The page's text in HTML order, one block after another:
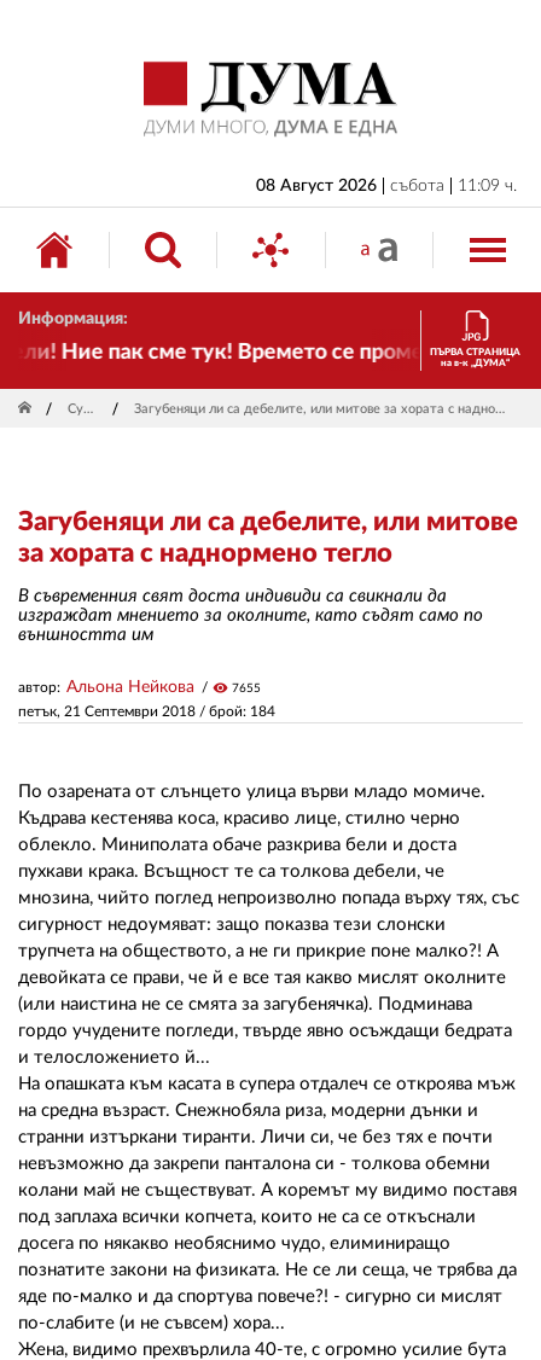
08 Август 2026 събота 11:09 ч.
Информация:
Ние пак сме тук! Времето се променя и налага
ПЪРВА СТРАНИЦА
на в-к „ДУМА“
Суета Загубеняци ли са дебелите, или митове за хората с наднормено тегло
Загубеняци ли са дебелите, или митове
за хората с наднормено тегло
В съвременния свят доста индивиди са свикнали да
изграждат мнението за околните, като съдят само по
външността им
петък, 21 Септември 2018 / брой: 184
автор: Альона Нейкова visibility 7655
По озарената от слънцето улица върви младо момиче.
Къдрава кестенява коса, красиво лице, стилно черно
облекло. Миниполата обаче разкрива бели и доста
пухкави крака. Всъщност те са толкова дебели, че
мнозина, чийто поглед непроизволно попада върху тях, със
сигурност недоумяват: защо показва тези слонски
трупчета на обществото, а не ги прикрие поне малко?! А
девойката се прави, че й е все тая какво мислят околните
(или наистина не се смята за загубенячка). Подминава
гордо учудените погледи, твърде явно осъждащи бедрата
и телосложението й...
На опашката към касата в супера отдалеч се откроява мъж
на средна възраст. Снежнобяла риза, модерни дънки и
странни изтъркани тиранти. Личи си, че без тях е почти
невъзможно да закрепи панталона си - толкова обемни
колани май не съществуват. А коремът му видимо поставя
под заплаха всички копчета, които не са се откъснали
досега по някакво необяснимо чудо, елиминиращо
познатите закони на физиката. Не се ли сеща, че трябва да
яде по-малко и да спортува повече?! - сигурно си мислят
по-слабите (и не съвсем) хора...
Жена, видимо прехвърлила 40-те, с огромно усилие бута
БЪЛГАРИЯ
ИКОНОМИКА
ИЗБОРИ
СВЯТ
ДРУГИ
ЗА НАС
РЕКЛАМА
АБОНАМЕНТ
УСЛОВИЯ ЗА ПОЛЗВАНЕ
ПОЛИТИКА ЗА БИСКВИТКИТЕ
ПОВЕРИТЕЛНОСТ
02 975 20 35